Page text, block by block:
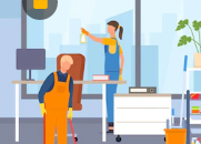
Premium